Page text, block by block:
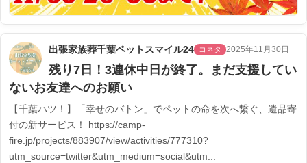
出張家族葬千葉ペットスマイル24 コネタ 2025年11月30日
残り7日！3連休中日が終了。まだ支援してい
ないお友達へのお願い
【千葉ハツ！】「幸せのバトン」でペットの命を次へ繋ぐ、遺品寄
付の新サービス！ https://camp-
fire.jp/projects/883907/view/activities/777310?
utm_source=twitter&utm_medium=social&utm...